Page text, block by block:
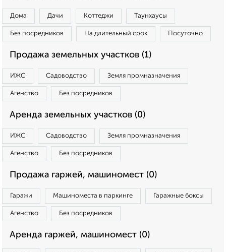
Дома Дачи Коттеджи Таунхаусы
Без посредников На длительный срок Посуточно
Продажа земельных участков (1)
ИЖС Садоводство Земля промназначения
Агенство Без посредников
Аренда земельных участков (0)
ИЖС Садоводство Земля промназначения
Агенство Без посредников
Продажа гаржей, машиномест (0)
Гаражи Машиноместа в паркинге Гаражные боксы
Агенство Без посредников
Аренда гаржей, машиномест (0)